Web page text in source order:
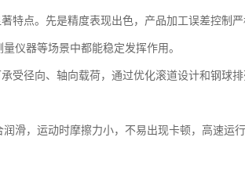
特点。先是精度表现出色，产品加工误差控制
仪器等场景中都能稳定发挥作用。
径向、轴向载荷，通过优化滚道设计和钢球排
滑，运动时摩擦力小，不易出现卡顿，高速运